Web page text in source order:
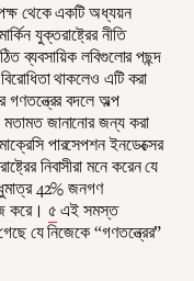
থেকে একটি অধ্যয়ন
যুক্তরাষ্ট্রের নীতি
ব্যবসায়িক লবিগুলোর পছন্দ
থাকলেও এটি করা
গণতন্ত্রের বদলে অল্প
জানানোর জন্য করা
পারসেপশন ইনডেক্সের
নিবাসীরা মনে করেন যে
42% জনগণ
করে। ৫এই সমস্ত
যে নিজেকে “গণতন্ত্রের”